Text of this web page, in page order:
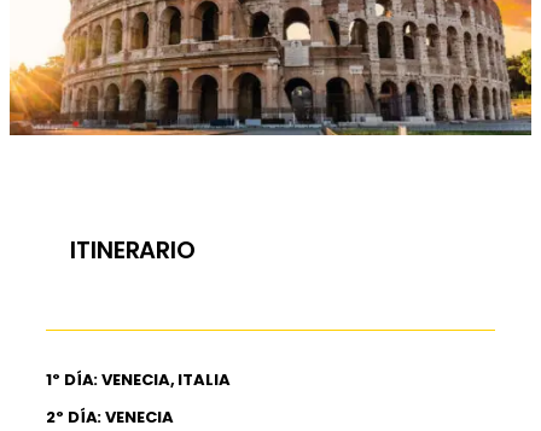
ITINERARIO
1º DÍA: VENECIA, ITALIA
2º DÍA: VENECIA